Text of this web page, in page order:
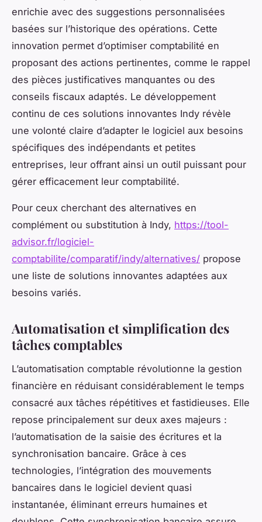
enrichie avec des suggestions personnalisées
basées sur l’historique des opérations. Cette
innovation permet d’optimiser comptabilité en
proposant des actions pertinentes, comme le rappel
des pièces justificatives manquantes ou des
conseils fiscaux adaptés. Le développement
continu de ces solutions innovantes Indy révèle
une volonté claire d’adapter le logiciel aux besoins
spécifiques des indépendants et petites
entreprises, leur offrant ainsi un outil puissant pour
gérer efficacement leur comptabilité.
Pour ceux cherchant des alternatives en
complément ou substitution à Indy, https://tool-
advisor.fr/logiciel-
comptabilite/comparatif/indy/alternatives/ propose
une liste de solutions innovantes adaptées aux
besoins variés.
Automatisation et simplification des
tâches comptables
L’automatisation comptable révolutionne la gestion
financière en réduisant considérablement le temps
consacré aux tâches répétitives et fastidieuses. Elle
repose principalement sur deux axes majeurs :
l’automatisation de la saisie des écritures et la
synchronisation bancaire. Grâce à ces
technologies, l’intégration des mouvements
bancaires dans le logiciel devient quasi
instantanée, éliminant erreurs humaines et